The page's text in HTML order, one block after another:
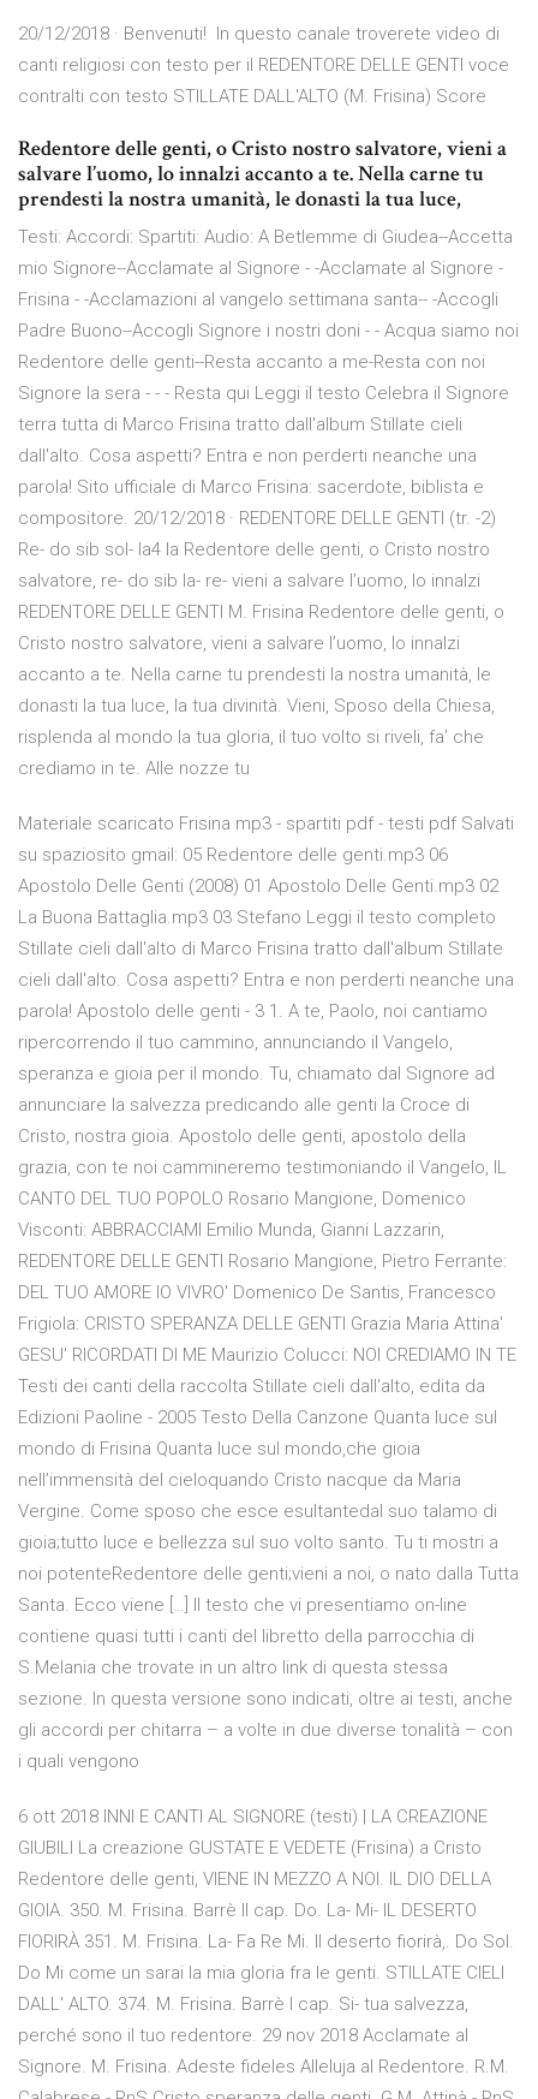
20/12/2018 · Benvenuti! ️ In questo canale troverete video di
canti religiosi con testo per il REDENTORE DELLE GENTI voce
contralti con testo STILLATE DALL'ALTO (M. Frisina) Score
Redentore delle genti, o Cristo nostro salvatore, vieni a
salvare l’uomo, lo innalzi accanto a te. Nella carne tu
prendesti la nostra umanità, le donasti la tua luce,
Testi: Accordi: Spartiti: Audio: A Betlemme di Giudea--Accetta
mio Signore--Acclamate al Signore - -Acclamate al Signore -
Frisina - -Acclamazioni al vangelo settimana santa-- -Accogli
Padre Buono--Accogli Signore i nostri doni - - Acqua siamo noi
Redentore delle genti--Resta accanto a me-Resta con noi
Signore la sera - - - Resta qui Leggi il testo Celebra il Signore
terra tutta di Marco Frisina tratto dall'album Stillate cieli
dall'alto. Cosa aspetti? Entra e non perderti neanche una
parola! Sito ufficiale di Marco Frisina: sacerdote, biblista e
compositore. 20/12/2018 · REDENTORE DELLE GENTI (tr. -2)
Re- do sib sol- la4 la Redentore delle genti, o Cristo nostro
salvatore, re- do sib la- re- vieni a salvare l’uomo, lo innalzi
REDENTORE DELLE GENTI M. Frisina Redentore delle genti, o
Cristo nostro salvatore, vieni a salvare l’uomo, lo innalzi
accanto a te. Nella carne tu prendesti la nostra umanità, le
donasti la tua luce, la tua divinità. Vieni, Sposo della Chiesa,
risplenda al mondo la tua gloria, il tuo volto si riveli, fa’ che
crediamo in te. Alle nozze tu
Materiale scaricato Frisina mp3 - spartiti pdf - testi pdf Salvati
su spaziosito gmail: 05 Redentore delle genti.mp3 06
Apostolo Delle Genti (2008) 01 Apostolo Delle Genti.mp3 02
La Buona Battaglia.mp3 03 Stefano Leggi il testo completo
Stillate cieli dall'alto di Marco Frisina tratto dall'album Stillate
cieli dall'alto. Cosa aspetti? Entra e non perderti neanche una
parola! Apostolo delle genti - 3 1. A te, Paolo, noi cantiamo
ripercorrendo il tuo cammino, annunciando il Vangelo,
speranza e gioia per il mondo. Tu, chiamato dal Signore ad
annunciare la salvezza predicando alle genti la Croce di
Cristo, nostra gioia. Apostolo delle genti, apostolo della
grazia, con te noi cammineremo testimoniando il Vangelo, IL
CANTO DEL TUO POPOLO Rosario Mangione, Domenico
Visconti: ABBRACCIAMI Emilio Munda, Gianni Lazzarin,
REDENTORE DELLE GENTI Rosario Mangione, Pietro Ferrante:
DEL TUO AMORE IO VIVRO' Domenico De Santis, Francesco
Frigiola: CRISTO SPERANZA DELLE GENTI Grazia Maria Attina'
GESU' RICORDATI DI ME Maurizio Colucci: NOI CREDIAMO IN TE
Testi dei canti della raccolta Stillate cieli dall'alto, edita da
Edizioni Paoline - 2005 Testo Della Canzone Quanta luce sul
mondo di Frisina Quanta luce sul mondo,che gioia
nell’immensità del cieloquando Cristo nacque da Maria
Vergine. Come sposo che esce esultantedal suo talamo di
gioia;tutto luce e bellezza sul suo volto santo. Tu ti mostri a
noi potenteRedentore delle genti;vieni a noi, o nato dalla Tutta
Santa. Ecco viene […] Il testo che vi presentiamo on-line
contiene quasi tutti i canti del libretto della parrocchia di
S.Melania che trovate in un altro link di questa stessa
sezione. In questa versione sono indicati, oltre ai testi, anche
gli accordi per chitarra – a volte in due diverse tonalità – con
i quali vengono
6 ott 2018 INNI E CANTI AL SIGNORE (testi) | LA CREAZIONE
GIUBILI La creazione GUSTATE E VEDETE (Frisina) a Cristo
Redentore delle genti, VIENE IN MEZZO A NOI. IL DIO DELLA
GIOIA. 350. M. Frisina. Barrè II cap. Do. La- Mi- IL DESERTO
FIORIRÀ 351. M. Frisina. La- Fa Re Mi. Il deserto fiorirà,. Do Sol.
Do Mi come un sarai la mia gloria fra le genti. STILLATE CIELI
DALL' ALTO. 374. M. Frisina. Barrè I cap. Si- tua salvezza,
perché sono il tuo redentore. 29 nov 2018 Acclamate al
Signore. M. Frisina. Adeste fideles Alleluja al Redentore. R.M.